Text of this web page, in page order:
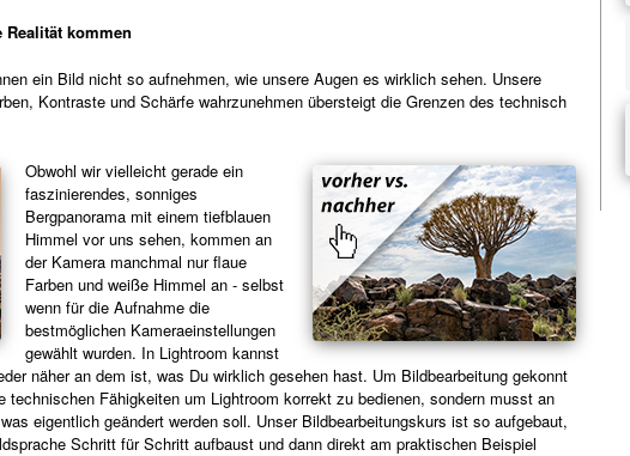
kommen
ein Bild nicht so aufnehmen, wie unsere Augen es wirklich sehen. Unsere
Kontraste und Schärfe wahrzunehmen übersteigt die Grenzen des technisch
Obwohl wir vielleicht gerade ein
faszinierendes, sonniges
Bergpanorama mit einem tiefblauen
Himmel vor uns sehen, kommen an
der Kamera manchmal nur flaue
Farben und weiße Himmel an - selbst
wenn für die Aufnahme die
bestmöglichen Kameraeinstellungen
gewählt wurden. In Lightroom kannst
näher an dem ist, was Du wirklich gesehen hast. Um Bildbearbeitung gekonnt
Fähigkeiten um Lightroom korrekt zu bedienen, sondern musst an
eigentlich geändert werden soll. Unser Bildbearbeitungskurs ist so aufgebaut,
Schritt für Schritt aufbaust und dann direkt am praktischen Beispiel